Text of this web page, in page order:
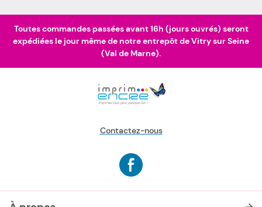
Toutes commandes passées avant 16h (jours ouvrés) seront
expédiées le jour même de notre entrepôt de Vitry sur Seine
(Val de Marne).
Contactez-nous